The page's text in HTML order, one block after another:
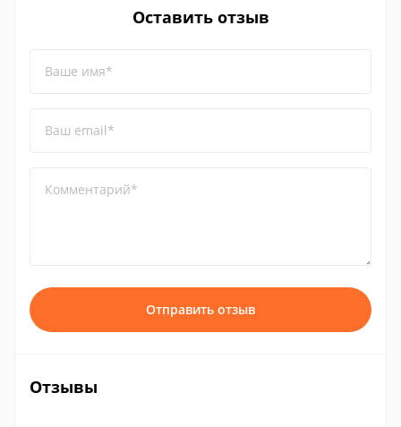
Оставить отзыв
Ваше имя*
Ваш email*
Комментарий*
Отправить отзыв
Отзывы